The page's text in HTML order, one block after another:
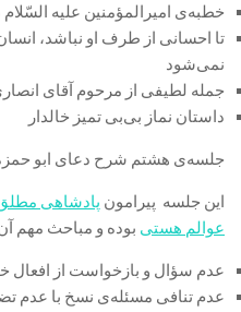
خطبه‌ی امیرالمؤمنین علیه
تا احسانی از طرف او نباشد، انسان
نمی‌شود
جمله لطیفی از مرحوم آقای
داستان نماز بی‌بی تمیز خالدار
جلسه‌ی هشتم شرح دعای ابو
این جلسه پیرامون پادشاهی مطلق
عوالم هستی بوده و مباحث مهم
عدم سؤال و بازخواست از افعال
عدم تنافی مسئله‌ی نسخ با عدم